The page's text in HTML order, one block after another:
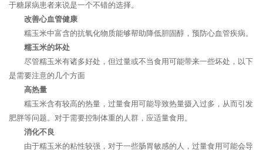
于糖尿病患者来说是一个不错的选择。
改善心血管健康
糯玉米中富含的抗氧化物质能够帮助降低胆固醇，预防心血管疾病。
糯玉米的坏处
尽管糯玉米有诸多好处，但过量或不当食用可能带来一些坏处，以下
是需要注意的几个方面
高热量
糯玉米含有较高的热量，过量食用可能导致热量摄入过多，从而引发
肥胖等问题。对于需要控制体重的人群，应适量食用。
消化不良
由于糯玉米的粘性较强，对于一些肠胃敏感的人，过量食用可能会导